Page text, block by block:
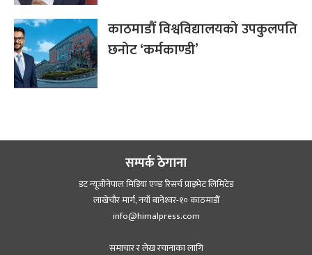
काठमाडौँ विश्वविद्यालयको उपकुलपति
छनोट ‘कर्मकाण्डी’
सम्पर्क ठेगाना
डट न्यूजीनेपाल मिडिया एण्ड रिसर्च प्राइभेट लिमिटेड
लाखेचौर मार्ग, नयाँ बानेश्‍वर-१० काठमाडौँ
info@himalpress.com
समाचार र लेख रचानाका लागि